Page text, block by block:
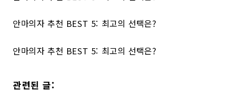
안마의자 추천 BEST 5: 최고의 선택은?
안마의자 추천 BEST 5: 최고의 선택은?
관련된 글: